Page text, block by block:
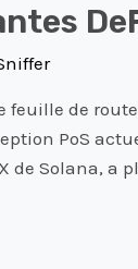
de
PoS
de Solana, a